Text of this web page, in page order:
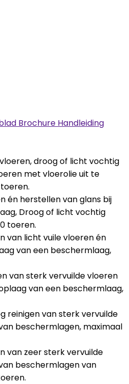
Brochure Handleiding
droog of licht vochtig
met vloerolie uit te
én herstellen van glans bij
Droog of licht vochtig
toeren.
van licht vuile vloeren én
van een beschermlaag,
van sterk vervuilde vloeren
van een beschermlaag,
reinigen van sterk vervuilde
beschermlagen, maximaal
van zeer sterk vervuilde
beschermlagen van